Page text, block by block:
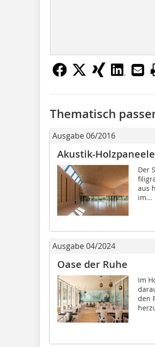
Thematisch
Ausgabe 06/2016
Akustik-
Der
aus
im...
Ausgabe 04/2024
Oase der Ruhe
Im
den